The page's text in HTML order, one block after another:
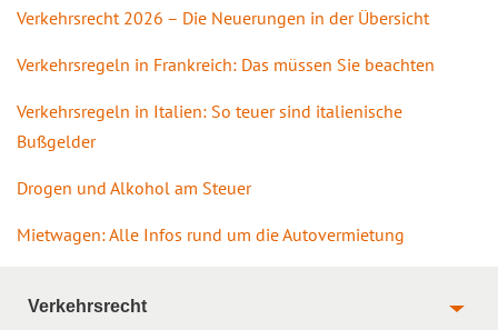
Verkehrsrecht 2026 – Die Neuerungen in der Übersicht
Verkehrsregeln in Frankreich: Das müssen Sie beachten
Verkehrsregeln in Italien: So teuer sind italienische
Bußgelder
Drogen und Alkohol am Steuer
Mietwagen: Alle Infos rund um die Autovermietung
Verkehrsrecht